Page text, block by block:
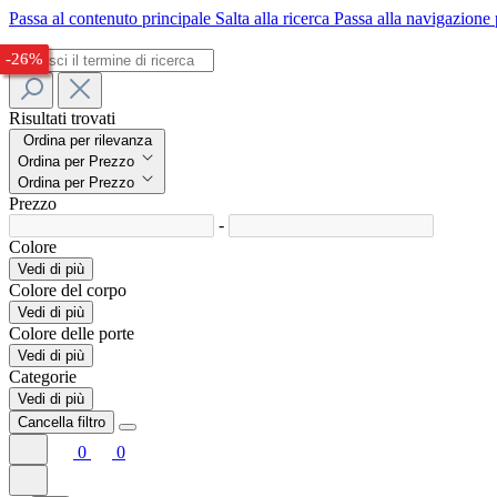
Passa al contenuto principale Salta alla ricerca Passa alla
Risultati trovati
Ordina per rilevanza
Ordina per Prezzo
Ordina per Prezzo
Prezzo
-
Colore
Vedi di più
Colore del corpo
Vedi di più
Colore delle porte
Vedi di più
Categorie
Vedi di più
Cancella filtro
0 0
-32%
-33%
-24%
-26%